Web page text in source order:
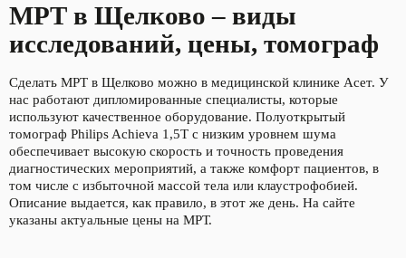
Анализы
МРТ в Щелково – виды
исследований, цены, томограф
Сделать МРТ в Щелково можно в медицинской клинике Асет. У
нас работают дипломированные специалисты, которые
используют качественное оборудование. Полуоткрытый
томограф Philips Achieva 1,5Т с низким уровнем шума
обеспечивает высокую скорость и точность проведения
диагностических мероприятий, а также комфорт пациентов, в
том числе с избыточной массой тела или клаустрофобией.
Описание выдается, как правило, в этот же день. На сайте
указаны актуальные цены на МРТ.